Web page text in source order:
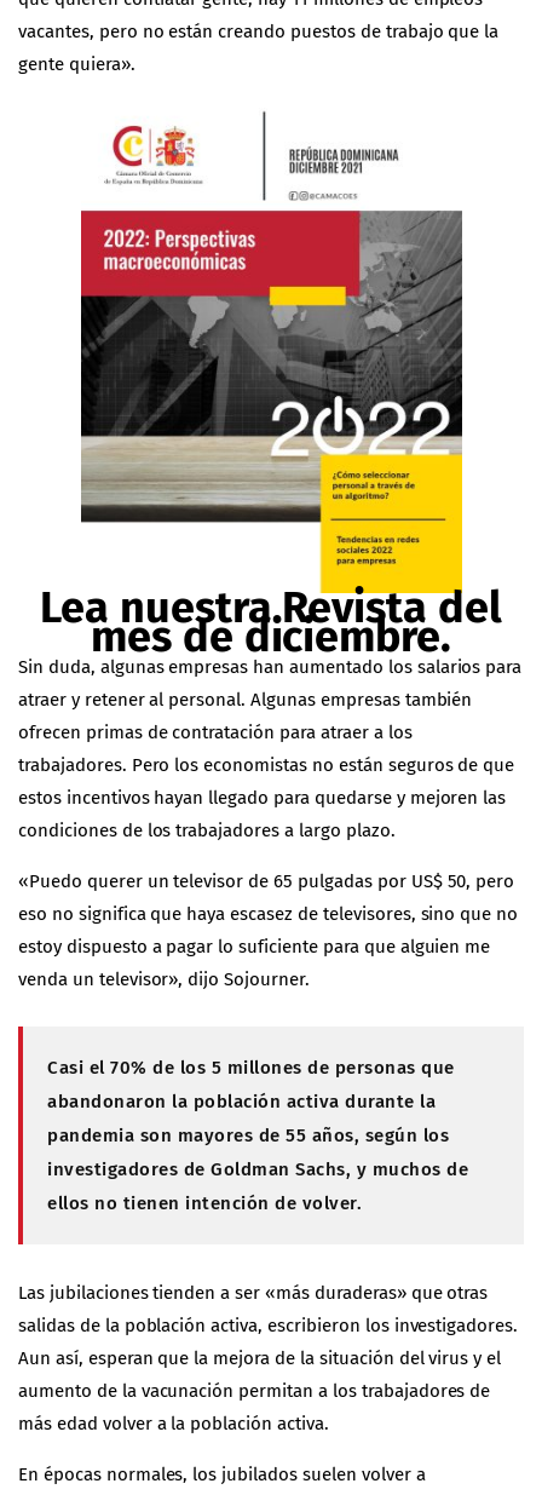
vacantes, pero no están creando puestos de trabajo que la
gente quiera».
Lea nuestra Revista del
mes de diciembre.
Sin duda, algunas empresas han aumentado los salarios para
atraer y retener al personal. Algunas empresas también
ofrecen primas de contratación para atraer a los
trabajadores. Pero los economistas no están seguros de que
estos incentivos hayan llegado para quedarse y mejoren las
condiciones de los trabajadores a largo plazo.
«Puedo querer un televisor de 65 pulgadas por US$ 50, pero
eso no significa que haya escasez de televisores, sino que no
estoy dispuesto a pagar lo suficiente para que alguien me
venda un televisor», dijo Sojourner.
Casi el 70% de los 5 millones de personas que
abandonaron la población activa durante la
pandemia son mayores de 55 años, según los
investigadores de Goldman Sachs, y muchos de
ellos no tienen intención de volver.
Las jubilaciones tienden a ser «más duraderas» que otras
salidas de la población activa, escribieron los investigadores.
Aun así, esperan que la mejora de la situación del virus y el
aumento de la vacunación permitan a los trabajadores de
más edad volver a la población activa.
En épocas normales, los jubilados suelen volver a